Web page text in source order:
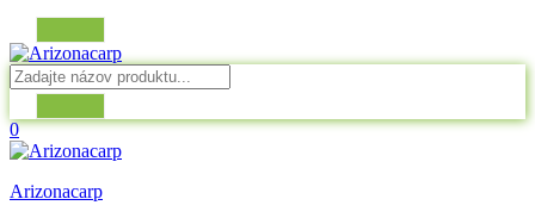
0
Arizonacarp